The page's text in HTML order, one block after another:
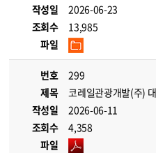
작성일
2026-06-23
조회수
13,985
파일
번호
299
제목
코레일관광개발(주)
작성일
2026-06-11
조회수
4,358
파일